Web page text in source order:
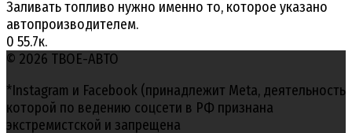
Заливать топливо нужно именно то, которое указано
автопроизводителем.
0 55.7к.
© 2026 ТВОЕ-АВТО
*Instagram и Facebook (принадлежит Meta, деятельность
которой по ведению соцсети в РФ признана
экстремистской и запрещена